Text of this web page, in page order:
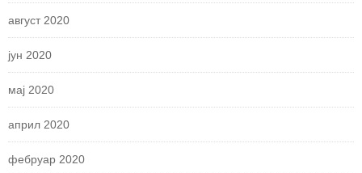
август 2020
јун 2020
мај 2020
април 2020
фебруар 2020